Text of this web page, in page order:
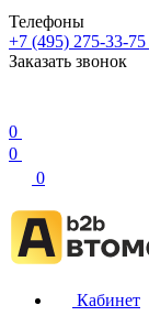
Телефоны
+7 (495) 275-33-75
Заказать звонок
0
0
0
Кабинет